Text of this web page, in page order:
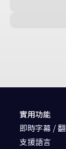
實用功能
即時字幕 /
支援語言